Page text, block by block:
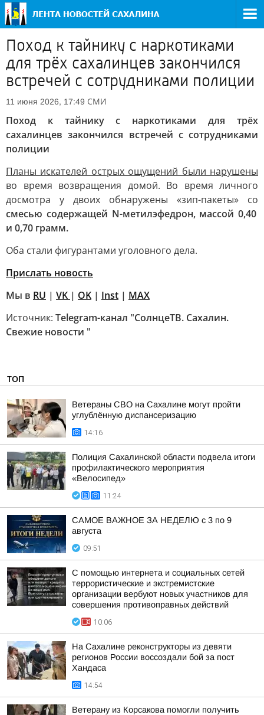
Поход к тайнику с наркотиками
для трёх сахалинцев закончился
встречей с сотрудниками полиции
11 июня 2026, 17:49 СМИ
Поход к тайнику с наркотиками для трёх
сахалинцев закончился встречей с сотрудниками
полиции
Планы искателей острых ощущений были нарушены
во время возвращения домой. Во время личного
досмотра у двоих обнаружены «зип-пакеты» со
смесью содержащей N-метилэфедрон, массой 0,40
и 0,70 грамм.
Оба стали фигурантами уголовного дела.
Прислать новость
Мы в RU | VK | OK | Inst | MAX
Источник: Telegram-канал "СолнцеТВ. Сахалин.
Свежие новости "
ТОП
Ветераны СВО на Сахалине могут пройти
углублённую диспансеризацию
14:16
Полиция Сахалинской области подвела итоги
профилактического мероприятия
«Велосипед»
11:24
САМОЕ ВАЖНОЕ ЗА НЕДЕЛЮ с 3 по 9
августа
09:51
С помощью интернета и социальных сетей
террористические и экстремистские
организации вербуют новых участников для
совершения противоправных действий
10:06
На Сахалине реконструкторы из девяти
регионов России воссоздали бой за пост
Хандаса
14:54
Ветерану из Корсакова помогли получить